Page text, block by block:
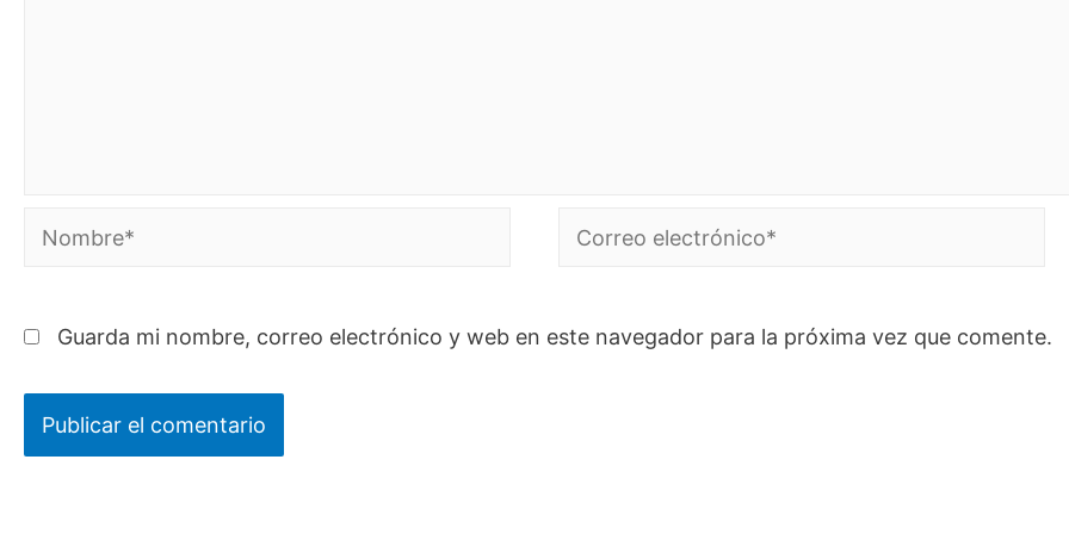
Nombre*
Correo
Guarda mi nombre, correo electrónico y web en este navegador para la próxima vez que comente.